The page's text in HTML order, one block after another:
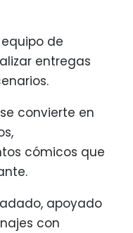
de
entregas
convierte en
cómicos que
apoyado
con